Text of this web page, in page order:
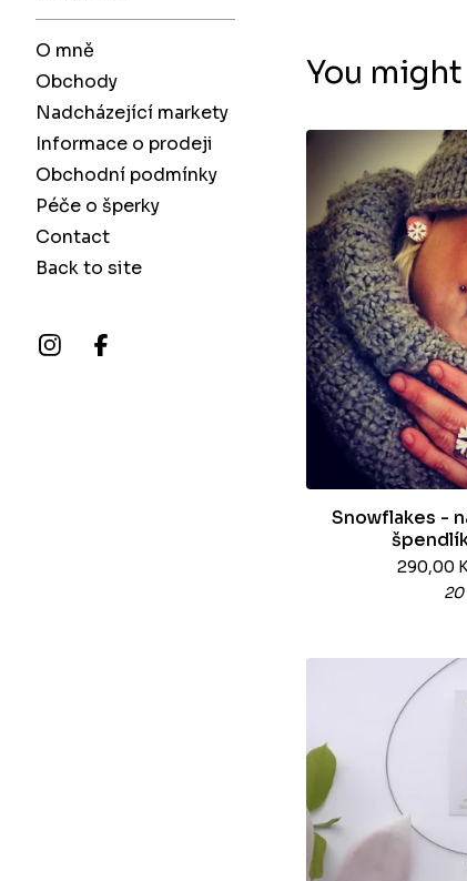
O mně
Obchody
Nadcházející markety
Informace o prodeji
Obchodní podmínky
Péče o šperky
Contact
Back to site
You
Snowflakes -
290,00